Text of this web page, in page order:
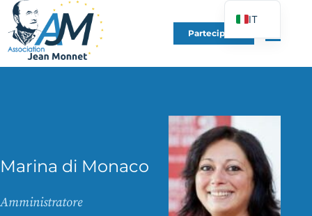
Partecipare
Marina di Monaco
Amministratore
IT
FR
EN
PT
PL
UK